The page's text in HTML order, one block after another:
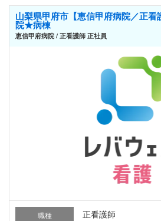
山梨県甲府市【恵信甲府病院／正
院★病棟
恵信甲府病院 / 正看護師 正社員
職種 正看護師